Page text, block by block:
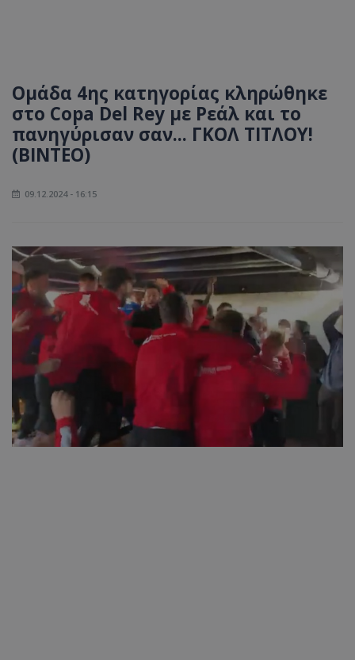
Ομάδα 4ης κατηγορίας κληρώθηκε
στο Copa Del Rey με Ρεάλ και το
πανηγύρισαν σαν... ΓΚΟΛ ΤΙΤΛΟΥ!
(ΒΙΝΤΕΟ)
09.12.2024 - 16:15